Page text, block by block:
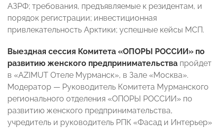
АЗРФ; требования, предъявляемые к резидентам, и
порядок регистрации; инвестиционная
привлекательность Арктики; успешные кейсы МСП.
Выездная сессия Комитета «ОПОРЫ РОССИИ» по
развитию женского предпринимательства пройдет
в «AZIMUT Отеле Мурманск», в Зале «Москва».
Модератор — Руководитель Комитета Мурманского
регионального отделения «ОПОРЫ РОССИИ» по
развитию женского предпринимательства,
учредитель и руководитель РПК «Фасад и Интерьер»